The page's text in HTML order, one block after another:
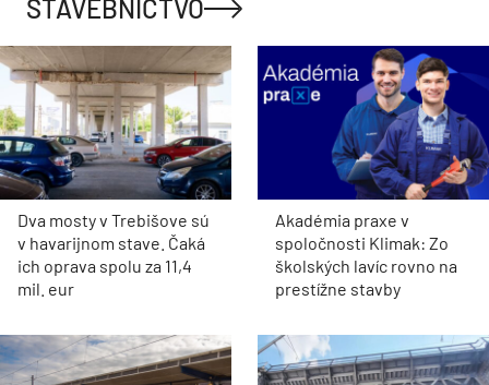
STAVEBNÍCTVO
Dva mosty v Trebišove sú
v havarijnom stave. Čaká
ich oprava spolu za 11,4
mil. eur
Akadémia praxe v
spoločnosti Klimak: Zo
školských lavíc rovno na
prestížne stavby